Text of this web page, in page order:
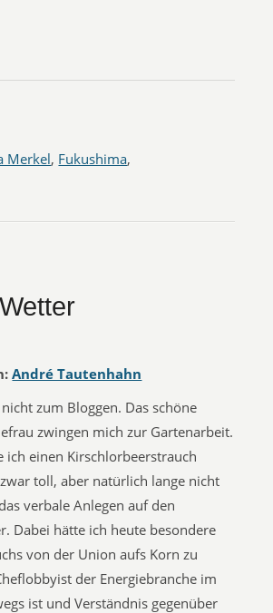
Merkel, Fukushima,
André Tautenhahn
zum Bloggen. Das schöne
zwingen mich zur Gartenarbeit.
ich einen Kirschlorbeerstrauch
toll, aber natürlich lange nicht
verbale Anlegen auf den
Dabei hätte ich heute besondere
von der Union aufs Korn zu
der Energiebranche im
ist und Verständnis gegenüber